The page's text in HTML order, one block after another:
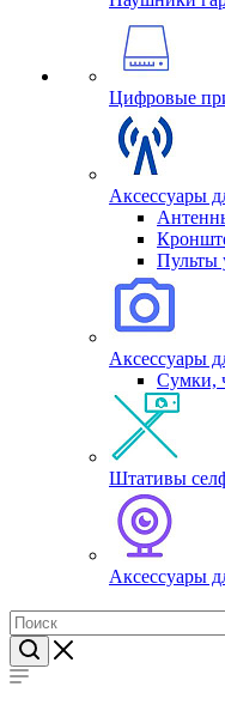
Цифровые
Аксессуары
Пульты
Аксессуары
Сумки,
Штативы
Аксессуары